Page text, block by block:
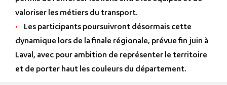
valoriser les métiers du transport.
Les participants poursuivront désormais cette
dynamique lors de la finale régionale, prévue fin juin à
Laval, avec pour ambition de représenter le territoire
et de porter haut les couleurs du département.